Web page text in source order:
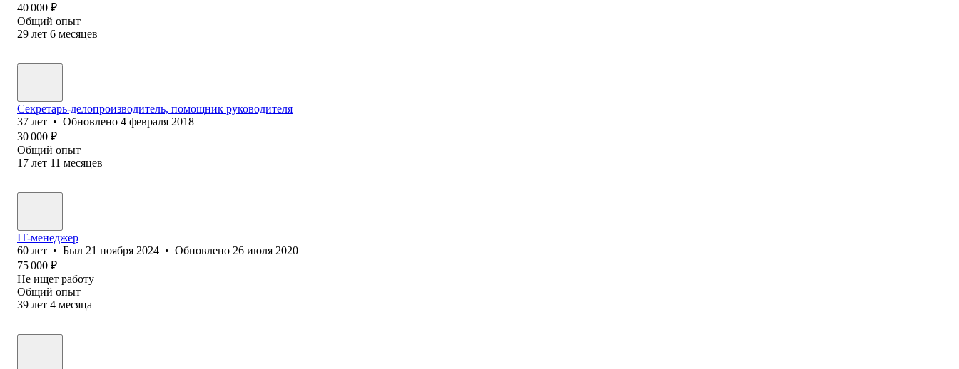
40 000 ₽
Общий опыт
29 лет 6 месяцев
Секретарь-делопроизводитель, помощник руководителя
37 лет • Обновлено 4 февраля 2018
30 000 ₽
Общий опыт
17 лет 11 месяцев
IT-менеджер
60 лет • Был 21 ноября 2024 • Обновлено 26 июля 2020
75 000 ₽
Не ищет работу
Общий опыт
39 лет 4 месяца